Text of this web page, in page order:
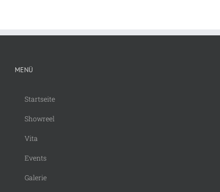
MENÜ
Startseite
Showreel
Vita
Events
Galerie